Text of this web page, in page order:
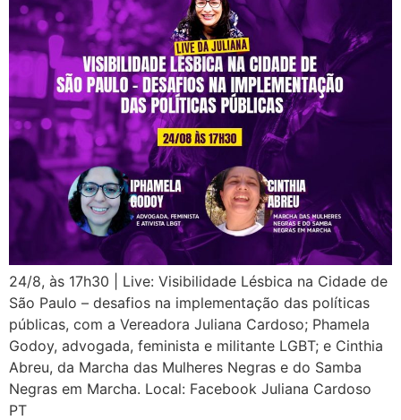
24/8, às 17h30 | Live: Visibilidade Lésbica na Cidade de
São Paulo – desafios na implementação das políticas
públicas, com a Vereadora Juliana Cardoso; Phamela
Godoy, advogada, feminista e militante LGBT; e Cinthia
Abreu, da Marcha das Mulheres Negras e do Samba
Negras em Marcha. Local: Facebook Juliana Cardoso
PT